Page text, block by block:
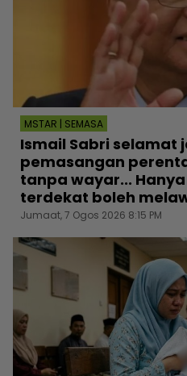
MSTAR | SEMASA
Ismail Sabri selamat
pemasangan
tanpa wayar...
terdekat boleh
Jumaat, 7 Ogos 2026 8:15 PM